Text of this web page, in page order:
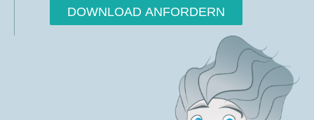
DOWNLOAD ANFORDERN